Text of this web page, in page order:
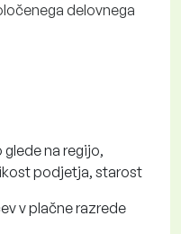
delovnega
na regijo,
podjetja, starost
v plačne razrede